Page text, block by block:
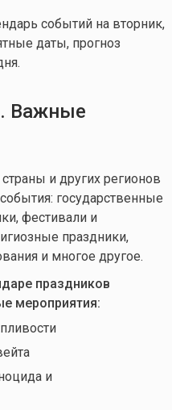
событий на вторник,
даты, прогноз
Важные
и других регионов
государственные
фестивали и
праздники,
и многое другое.
праздников
мероприятия:
и